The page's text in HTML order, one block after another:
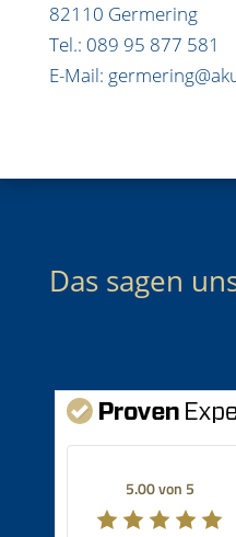
82110 Germering
Tel.: 089 95 877 581
E-Mail:
Das sagen
5.00 von 5